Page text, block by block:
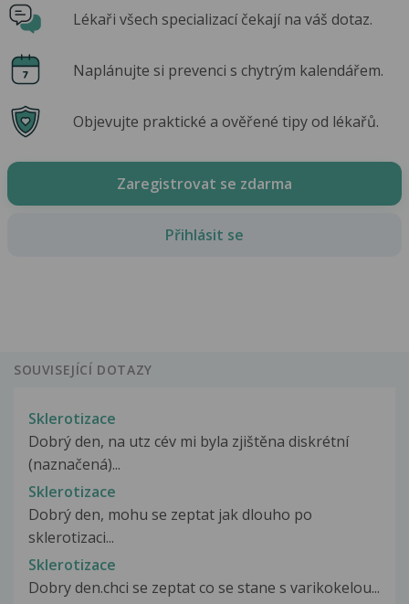
Lékaři všech specializací čekají na váš dotaz.
Naplánujte si prevenci s chytrým kalendářem.
Objevujte praktické a ověřené tipy od lékařů.
Zaregistrovat se zdarma
Přihlásit se
SOUVISEJÍCÍ DOTAZY
Sklerotizace
Dobrý den, na utz cév mi byla zjištěna diskrétní
(naznačená)...
Sklerotizace
Dobrý den, mohu se zeptat jak dlouho po
sklerotizaci...
Sklerotizace
Dobry den.chci se zeptat co se stane s varikokelou...